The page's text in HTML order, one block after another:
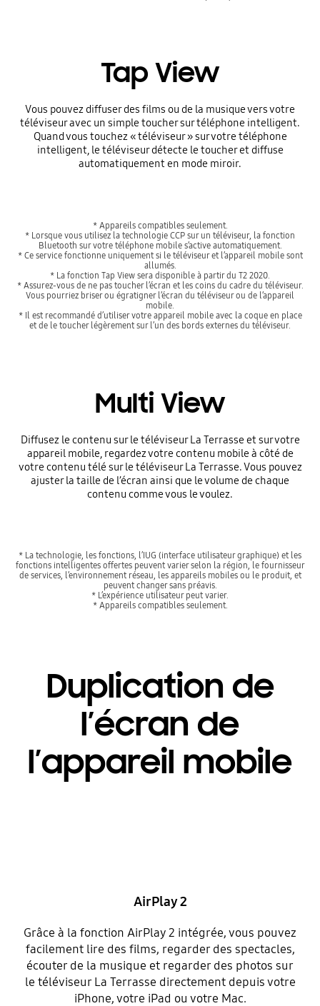
Tap View
Vous pouvez diffuser des films ou de la musique vers votre
téléviseur avec un simple toucher sur téléphone intelligent.
Quand vous touchez « téléviseur » sur votre téléphone
intelligent, le téléviseur détecte le toucher et diffuse
automatiquement en mode miroir.
* Appareils compatibles seulement.
* Lorsque vous utilisez la technologie CCP sur un téléviseur, la fonction
Bluetooth sur votre téléphone mobile s’active automatiquement.
* Ce service fonctionne uniquement si le téléviseur et l’appareil mobile sont
allumés.
* La fonction Tap View sera disponible à partir du T2 2020.
* Assurez-vous de ne pas toucher l’écran et les coins du cadre du téléviseur.
Vous pourriez briser ou égratigner l’écran du téléviseur ou de l’appareil
mobile.
* Il est recommandé d’utiliser votre appareil mobile avec la coque en place
et de le toucher légèrement sur l’un des bords externes du téléviseur.
Multi View
Diffusez le contenu sur le téléviseur La Terrasse et sur votre
appareil mobile, regardez votre contenu mobile à côté de
votre contenu télé sur le téléviseur La Terrasse. Vous pouvez
ajuster la taille de l’écran ainsi que le volume de chaque
contenu comme vous le voulez.
* La technologie, les fonctions, l’IUG (interface utilisateur graphique) et les
fonctions intelligentes offertes peuvent varier selon la région, le fournisseur
de services, l’environnement réseau, les appareils mobiles ou le produit, et
peuvent changer sans préavis.
* L’expérience utilisateur peut varier.
* Appareils compatibles seulement.
Duplication de
l’écran de
l’appareil mobile
AirPlay 2
Grâce à la fonction AirPlay 2 intégrée, vous pouvez
facilement lire des films, regarder des spectacles,
écouter de la musique et regarder des photos sur
le téléviseur La Terrasse directement depuis votre
iPhone, votre iPad ou votre Mac.